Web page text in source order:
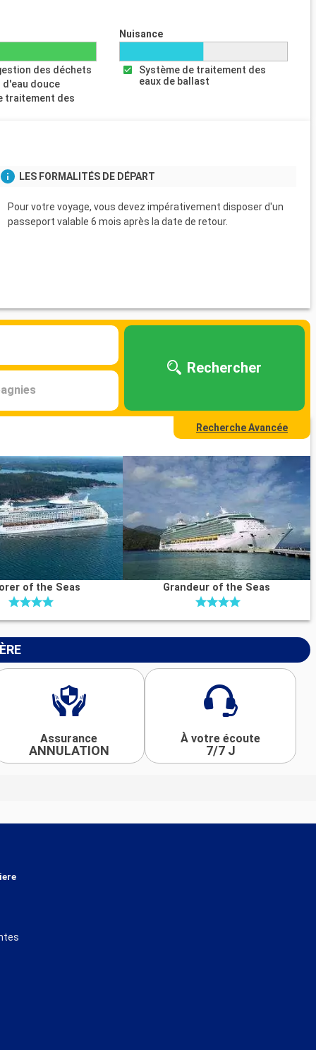
des déchets
douce
traitement des
Nuisance
Système de traitement des
eaux de ballast
LES FORMALITÉS DE DÉPART
Pour votre voyage, vous devez impérativement disposer d'un
passeport valable 6 mois après la date de retour.
Rechercher
Recherche Avancée
of the Seas Grandeur of the Seas
Assurance
ANNULATION
À votre écoute
7/7 J